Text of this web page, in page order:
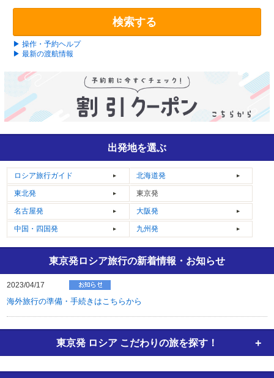
検索する
▶ 操作・予約ヘルプ
▶ 最新の渡航情報
出発地を選ぶ
ロシア旅行ガイド 北海道発
東北発 東京発
名古屋発 大阪発
中国・四国発 九州発
東京発ロシア旅行の新着情報・お知らせ
2023/04/17
海外旅行の準備・手続きはこちらから
東京発 ロシア こだわりの旅を探す！